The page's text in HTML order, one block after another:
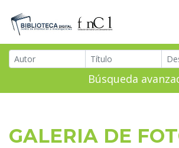
Búsqueda
GALERIA DE